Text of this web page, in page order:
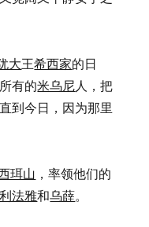
大王希西家的日
有的米乌尼人，把
到今日，因为那里
珥山 ，率领他们的
利法雅和乌薛。